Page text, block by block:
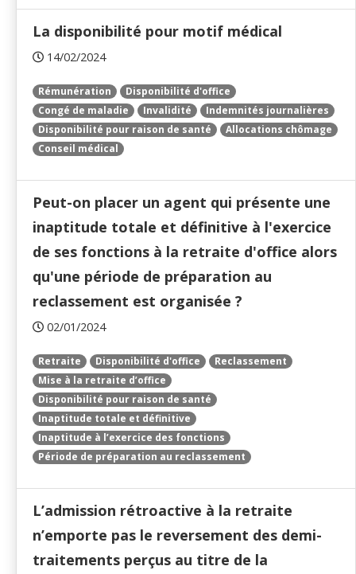
La disponibilité pour motif médical
14/02/2024
Rémunération
Disponibilité d'office
Congé de maladie
Invalidité
Indemnités journalières
Disponibilité pour raison de santé
Allocations chômage
Conseil médical
Peut-on placer un agent qui présente une
inaptitude totale et définitive à l'exercice
de ses fonctions à la retraite d'office alors
qu'une période de préparation au
reclassement est organisée ?
02/01/2024
Retraite Disponibilité d'office
Reclassement
Mise à la retraite d’office
Disponibilité pour raison de santé
Inaptitude totale et définitive
Inaptitude à l’exercice des fonctions
Période de préparation au reclassement
L’admission rétroactive à la retraite
n’emporte pas le reversement des demi-
traitements perçus au titre de la